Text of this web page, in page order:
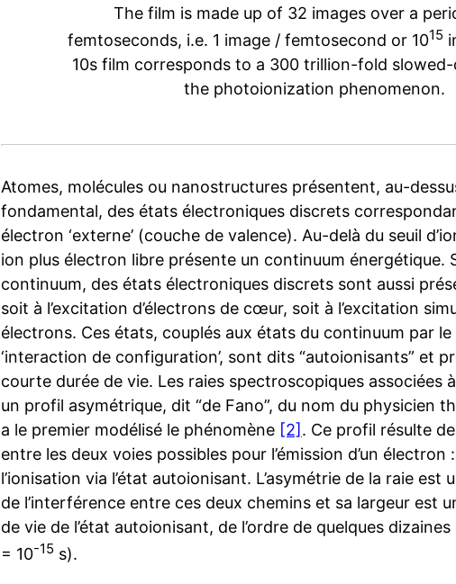
The film is made up of 32 images over a
femtoseconds, i.e. 1 image / femtosecond or 1015
10s film corresponds to a 300 trillion-fold
the photoionization phenomenon.
Atomes, molécules ou nanostructures présentent, au-
fondamental, des états électroniques discrets
électron ‘externe’ (couche de valence). Au-delà du seuil
ion plus électron libre présente un continuum énergétique.
continuum, des états électroniques discrets sont aussi
soit à l’excitation d’électrons de cœur, soit à l’excitation
électrons. Ces états, couplés aux états du continuum par
‘interaction de configuration’, sont dits “autoionisants” et
courte durée de vie. Les raies spectroscopiques associées
un profil asymétrique, dit “de Fano”, du nom du physicien
a le premier modélisé le phénomène [2] . Ce profil résulte
entre les deux voies possibles pour l’émission d’un électron
l’ionisation via l’état autoionisant. L’asymétrie de la raie est
de l’interférence entre ces deux chemins et sa largeur est
de vie de l’état autoionisant, de l’ordre de quelques
= 10-15 s).